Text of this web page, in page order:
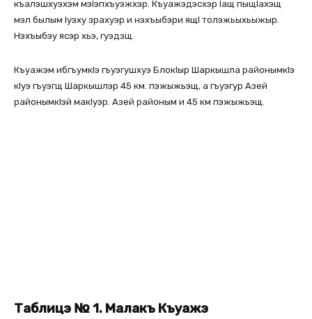
къалэшхуэхэм мэlэпхъуэжхэр. Къуажэдэсхэр lащ пыщlахэщ
мэл былым lуэху зрахуэр и нэхъыбэри ящl толэжьыхьыжыр.
Нэхъыбэу ясэр хьэ, гуэдзщ.
Къуажэм ибгъумкlэ гъуэгушхуэ Блокlыр Шаркышла районымкlэ
кlуэ гъуэгщ Шаркышлэр 45 км. пэжыжьэщ, а гъуэгур Азей
районымкlэй макlуэр. Азей районым и 45 км пэжыжьэщ.
Таблицэ № 1. Малакъ Къуажэ